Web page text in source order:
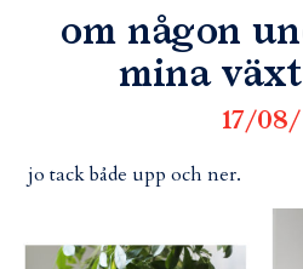
om någon
mina
17/08/
jo tack både upp och ner.